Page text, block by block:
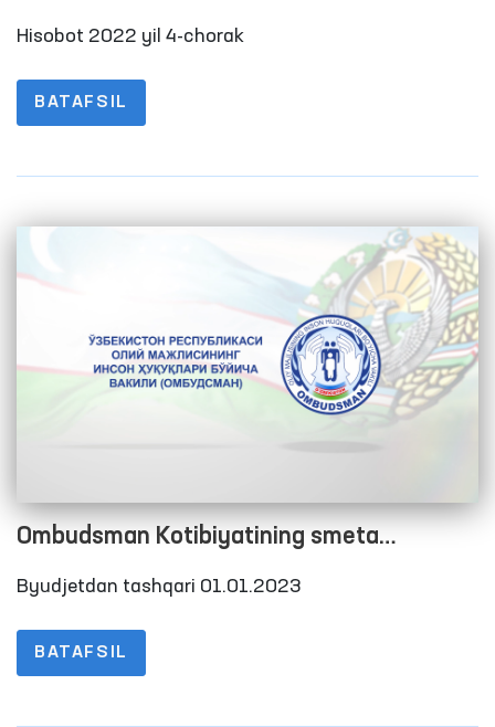
xarajatlarini bajarilishi to‘g‘risida Hisobot
Hisobot 2022 yil 4-chorak
BATAFSIL
Ombudsman Kotibiyatining smeta
xarajatlarini bajarilishi to‘g‘risida Hisobot
Byudjetdan tashqari 01.01.2023
BATAFSIL